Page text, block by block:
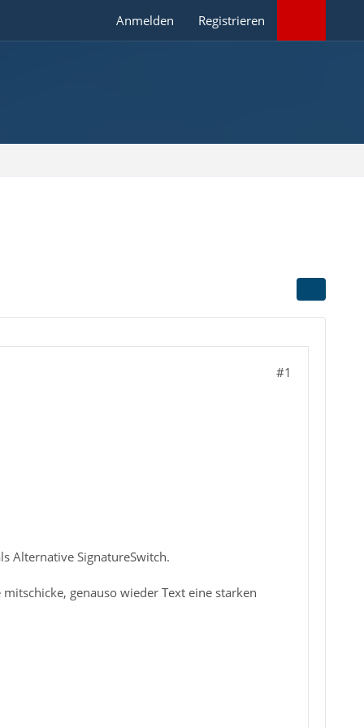
Anmelden Registrieren
#1
Alternative SignatureSwitch.
genauso wieder Text eine starken